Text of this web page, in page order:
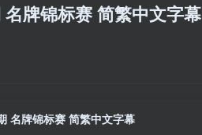
牌锦标赛 简繁中文字幕
名牌锦标赛 简繁中文字幕